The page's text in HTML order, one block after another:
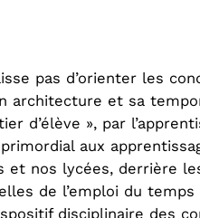
pas d’orienter les
architecture et sa
d’élève », par
aux
et nos lycées, derrière
de l’emploi du temps
disciplinaire des